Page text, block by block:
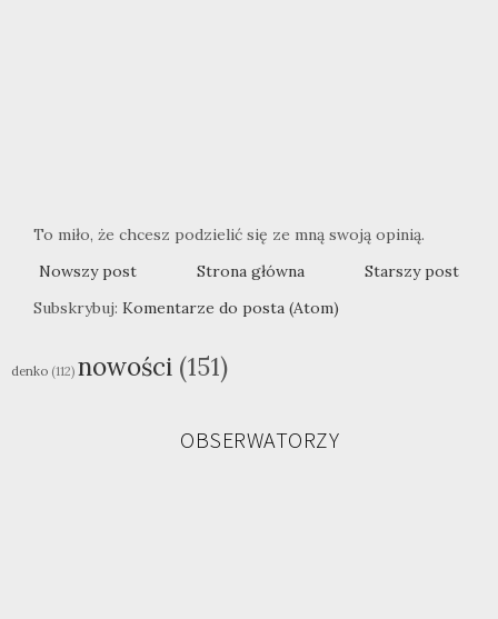
To miło, że chcesz podzielić się ze mną swoją opinią.
Nowszy post
Starszy post
Strona główna
Subskrybuj: Komentarze do posta (Atom)
denko (112) nowości (151)
OBSERWATORZY